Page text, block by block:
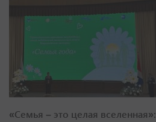
«Семья – это целая вселенная»: